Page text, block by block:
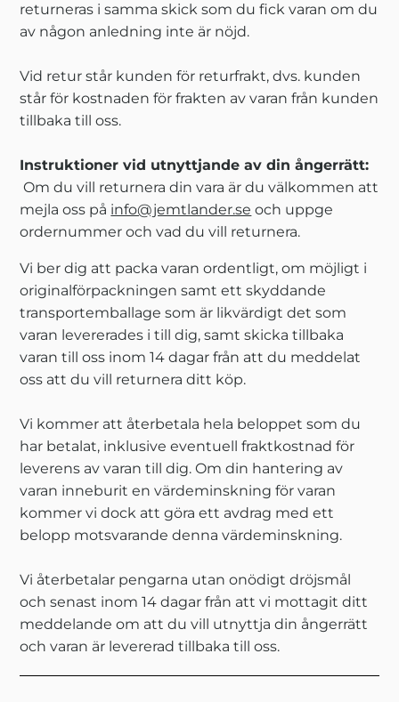
returneras i samma skick som du fick varan om du
av någon anledning inte är nöjd.
Vid retur står kunden för returfrakt, dvs. kunden
står för kostnaden för frakten av varan från kunden
tillbaka till oss.
Instruktioner vid utnyttjande av din ångerrätt:
Om du vill returnera din vara är du välkommen att
mejla oss på info@jemtlander.se och uppge
ordernummer och vad du vill returnera.
Vi ber dig att packa varan ordentligt, om möjligt i
originalförpackningen samt ett skyddande
transportemballage som är likvärdigt det som
varan levererades i till dig, samt skicka tillbaka
varan till oss inom 14 dagar från att du meddelat
oss att du vill returnera ditt köp.
Vi kommer att återbetala hela beloppet som du
har betalat, inklusive eventuell fraktkostnad för
leverens av varan till dig. Om din hantering av
varan inneburit en värdeminskning för varan
kommer vi dock att göra ett avdrag med ett
belopp motsvarande denna värdeminskning.
Vi återbetalar pengarna utan onödigt dröjsmål
och senast inom 14 dagar från att vi mottagit ditt
meddelande om att du vill utnyttja din ångerrätt
och varan är levererad tillbaka till oss.